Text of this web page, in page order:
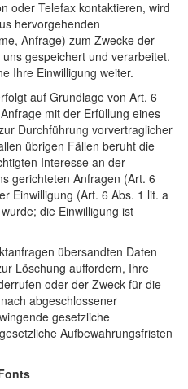
oder Telefax kontaktieren, wird
hervorgehenden
Anfrage) zum Zwecke der
gespeichert und verarbeitet.
Ihre Einwilligung weiter.
auf Grundlage von Art. 6
mit der Erfüllung eines
Durchführung vorvertraglicher
übrigen Fällen beruht die
Interesse an der
gerichteten Anfragen (Art. 6
Einwilligung (Art. 6 Abs. 1 lit. a
die Einwilligung ist
übersandten Daten
Löschung auffordern, Ihre
oder der Zweck für die
abgeschlossener
gesetzliche
Aufbewahrungsfristen